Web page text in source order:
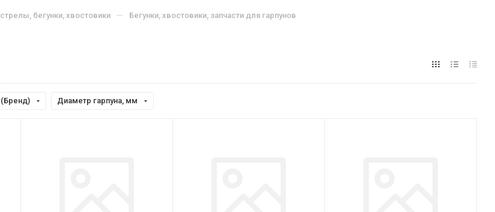
бегунки, хвостовики — Бегунки, хвостовики, запчасти для гарпунов
Диаметр гарпуна, мм